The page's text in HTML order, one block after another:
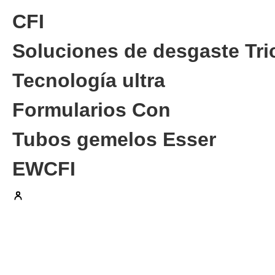
CFI
Soluciones de desgaste
Tecnología ultra
Formularios Con
Tubos gemelos Esser
EWCFI